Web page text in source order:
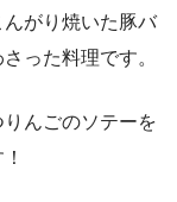
がり焼いた豚バ
った料理です。
んごのソテーを